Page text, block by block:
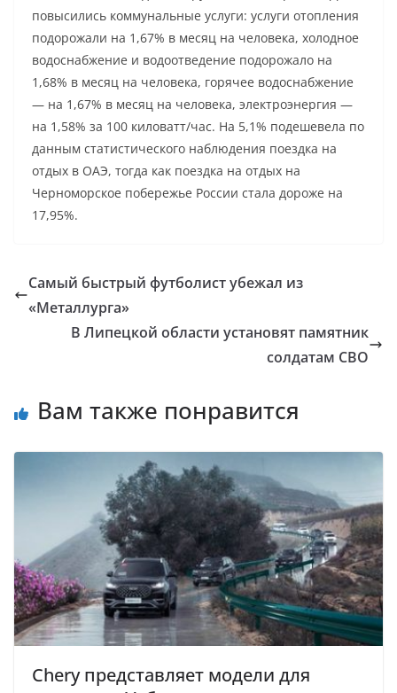
повысились коммунальные услуги: услуги отопления
подорожали на 1,67% в месяц на человека, холодное
водоснабжение и водоотведение подорожало на
1,68% в месяц на человека, горячее водоснабжение
— на 1,67% в месяц на человека, электроэнергия —
на 1,58% за 100 киловатт/час. На 5,1% подешевела по
данным статистического наблюдения поездка на
отдых в ОАЭ, тогда как поездка на отдых на
Черноморское побережье России стала дороже на
17,95%.
Самый быстрый футболист убежал из
«Металлурга»
В Липецкой области установят памятник
солдатам СВО
Вам также понравится
Chery представляет модели для